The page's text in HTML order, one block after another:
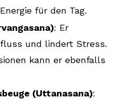
für den Tag.
: Er
und lindert Stress.
kann er ebenfalls
(Uttanasana):